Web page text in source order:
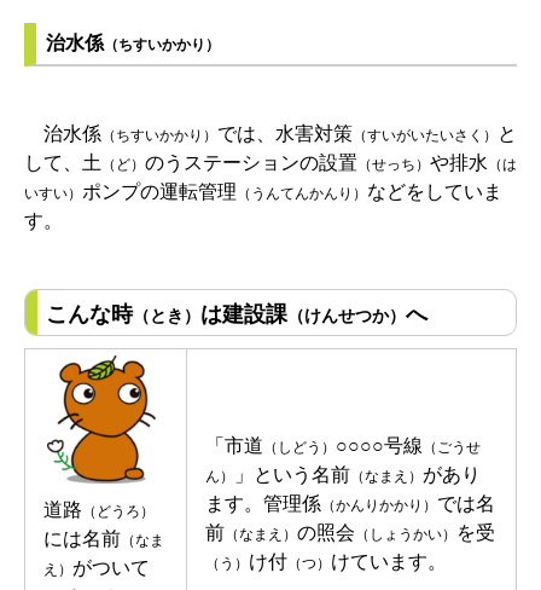
治水係（ちすいかかり）
治水係 （ちすいかかり） では、水害対策 （すいがいたいさく）
と
して、土 （ど） のうステーションの設置 （せっち） や排水 （は
いすい） ポンプの運転管理 （うんてんかんり） などをしていま
す。
こんな時（とき） は建設課 （けんせつか） へ
道路 （どうろ）
には名前 （なま
え） がついて
「市道 （しどう） ○○○○号線 （ごうせ
ん）
」という名前 （なまえ） があり
ます。管理係 （かんりかかり） では名
前 （なまえ） の照会 （しょうかい） を受
（う） け付 （つ） けています。